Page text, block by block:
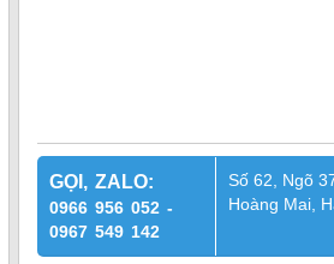
GỌI, ZALO:
0966 956 052 -
0967 549 142
Số 62, Ngõ
Hoàng Mai,